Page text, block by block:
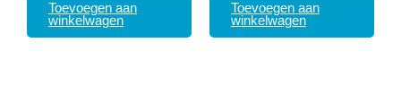
Toevoegen aan
winkelwagen
Toevoegen aan
winkelwagen